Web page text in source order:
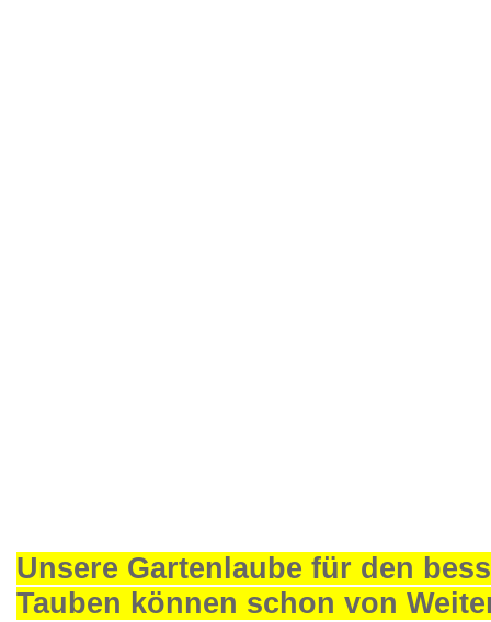
Unsere Gartenlaube für den
Tauben können schon von